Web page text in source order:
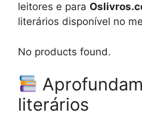
leitores e para
literários disponível no
No products found.
literários